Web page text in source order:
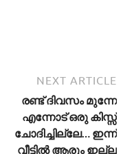
NEXT ARTICLE
രണ്ട് ദിവസം മുന്നേ
എന്നോട് ഒരു കിസ്സ്
ചോദിച്ചില്ലേ… ഇന്ന്
വീട്ടിൽ ആരും ഇല്ല